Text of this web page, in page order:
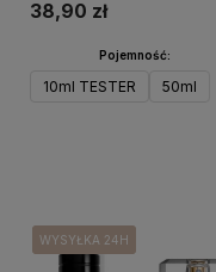
38,90 zł
Pojemność:
10ml TESTER 50ml
WYSYŁKA 24H
WYSYŁKA 24H
WYSYŁKA 24H